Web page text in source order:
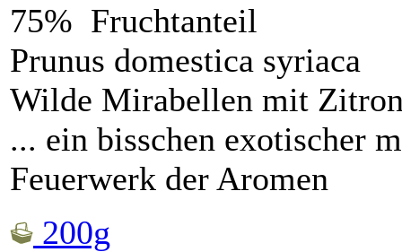
75% Fruchtanteil
Prunus domestica syriaca
Wilde Mirabellen mit
... ein bisschen exotischer
Feuerwerk der Aromen
200g